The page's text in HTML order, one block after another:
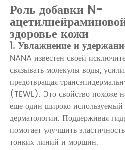
Роль добавки N-
здоровье кожи
1. Увлажнение и
NANA известен своей
связывать молекулы воды,
предотвращая
(TEWL). Это свойство похоже
еще один широко используемый
дерматологии. Поддерживая
помогает улучшить
тонких линий и морщин.